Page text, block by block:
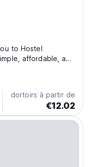
to Hostel
affordable, and
comfortable, and
everyone’s well-
dortoirs à partir de
€12.02